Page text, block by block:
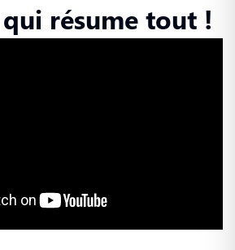
résume tout !